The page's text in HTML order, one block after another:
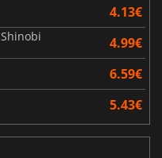
4.13€
4.99€
6.59€
5.43€